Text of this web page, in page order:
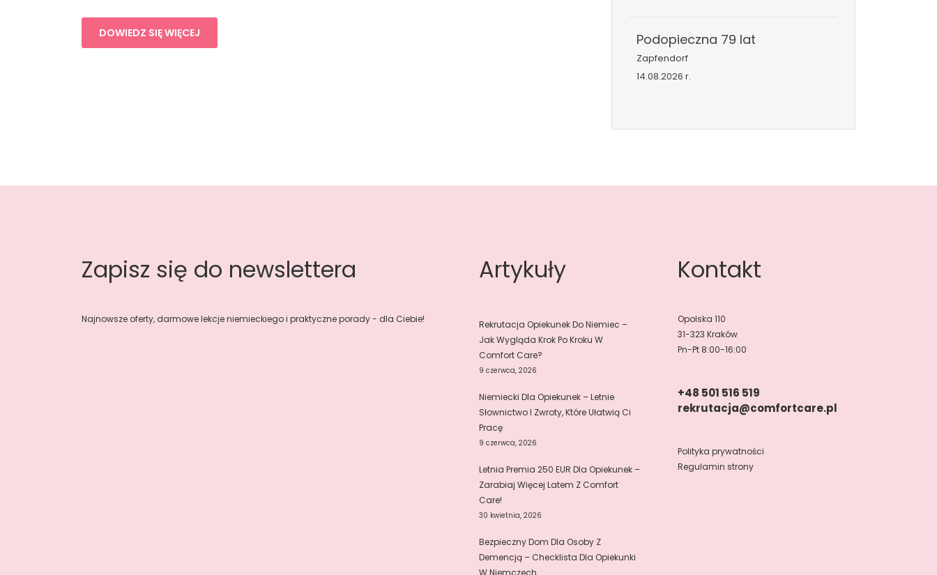
DOWIEDZ SIĘ WIĘCEJ Podopieczna 79 lat
Zapfendorf
14.08.2026 r.
Zapisz się do newslettera
Najnowsze oferty, darmowe lekcje niemieckiego i praktyczne porady - dla Ciebie!
Artykuły
Rekrutacja Opiekunek Do Niemiec –
Jak Wygląda Krok Po Kroku W
Comfort Care?
9 czerwca, 2026
Niemiecki Dla Opiekunek – Letnie
Słownictwo I Zwroty, Które Ułatwią Ci
Pracę
9 czerwca, 2026
Letnia Premia 250 EUR Dla Opiekunek –
Zarabiaj Więcej Latem Z Comfort
Care!
30 kwietnia, 2026
Bezpieczny Dom Dla Osoby Z
Demencją – Checklista Dla Opiekunki
W Niemczech
Kontakt
Opolska 110
31-323 Kraków
Pn-Pt 8:00-16:00
+48 501 516 519
rekrutacja@comfortcare.pl
Polityka prywatności
Regulamin strony